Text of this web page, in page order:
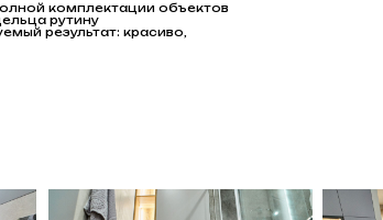
комплектации объектов
рутину
результат: красиво,